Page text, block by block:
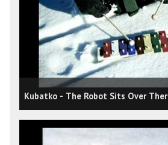
Kubatko - The Robot Sits Over